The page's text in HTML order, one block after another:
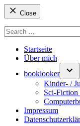
Close
for:
Startseite
Über mich
booklooker
Kinder- /
Sci-Fiction
Impressum